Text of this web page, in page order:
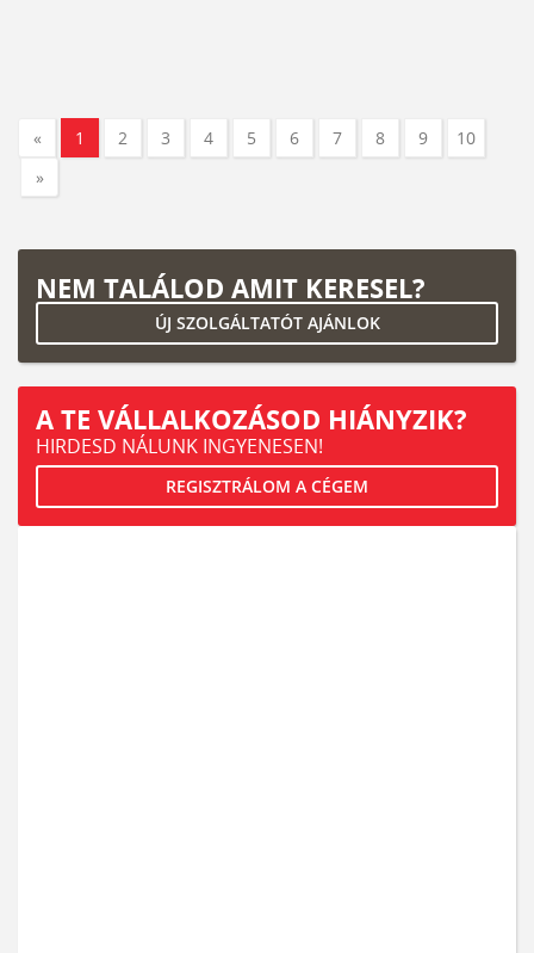
« 1 2 3 4 5 6 7 8 9
10
»
NEM TALÁLOD AMIT KERESEL?
ÚJ SZOLGÁLTATÓT AJÁNLOK
A TE VÁLLALKOZÁSOD HIÁNYZIK?
HIRDESD NÁLUNK INGYENESEN!
REGISZTRÁLOM A CÉGEM